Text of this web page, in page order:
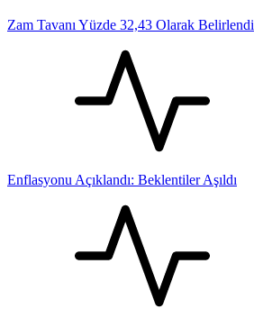
Zam Tavanı Yüzde 32,43 Olarak Belirlendi
Enflasyonu Açıklandı: Beklentiler Aşıldı